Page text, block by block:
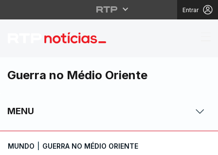
Entrar
Israel não segue
Guerra no Médio Oriente
MENU
MUNDO GUERRA NO MÉDIO ORIENTE